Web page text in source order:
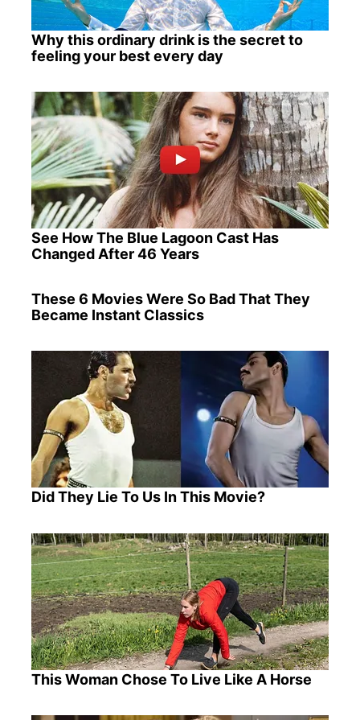
Why this ordinary drink is the secret to
feeling your best every day
See How The Blue Lagoon Cast Has
Changed After 46 Years
These 6 Movies Were So Bad That They
Became Instant Classics
Did They Lie To Us In This Movie?
This Woman Chose To Live Like A Horse